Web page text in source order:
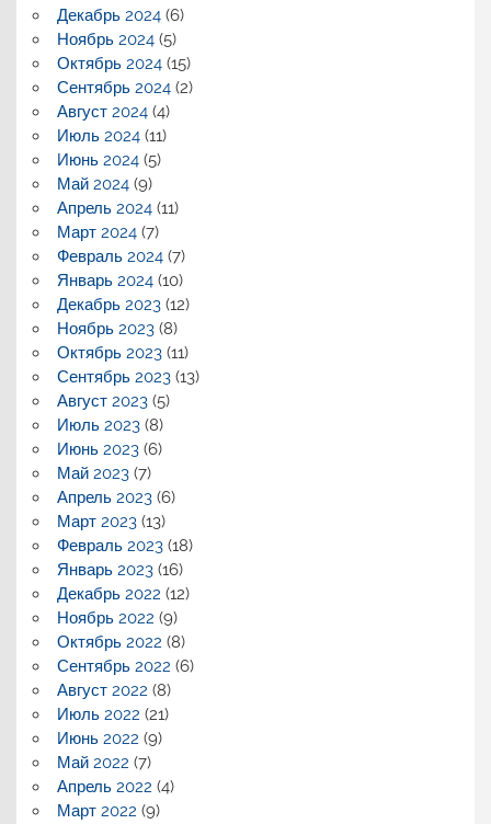
Декабрь 2024(6)
Ноябрь 2024(5)
Октябрь 2024(15)
Сентябрь 2024(2)
Август 2024(4)
Июль 2024(11)
Июнь 2024(5)
Май 2024(9)
Апрель 2024(11)
Март 2024(7)
Февраль 2024(7)
Январь 2024(10)
Декабрь 2023(12)
Ноябрь 2023(8)
Октябрь 2023(11)
Сентябрь 2023(13)
Август 2023(5)
Июль 2023(8)
Июнь 2023(6)
Май 2023(7)
Апрель 2023(6)
Март 2023(13)
Февраль 2023(18)
Январь 2023(16)
Декабрь 2022 (12)
Ноябрь 2022 (9)
Октябрь 2022 (8)
Сентябрь 2022 (6)
Август 2022 (8)
Июль 2022 (21)
Июнь 2022 (9)
Май 2022 (7)
Апрель 2022 (4)
Март 2022 (9)